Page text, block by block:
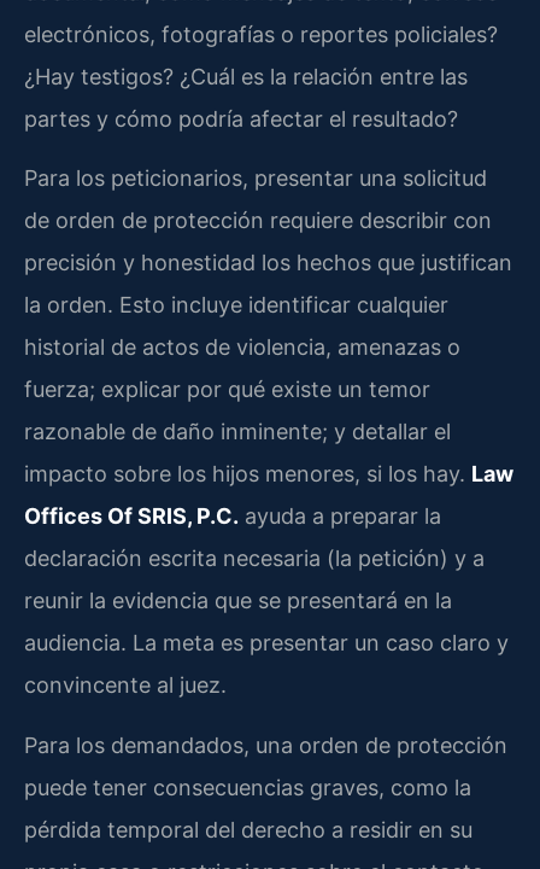
electrónicos, fotografías o reportes policiales?
¿Hay testigos? ¿Cuál es la relación entre las
partes y cómo podría afectar el resultado?
Para los peticionarios, presentar una solicitud
de orden de protección requiere describir con
precisión y honestidad los hechos que justifican
la orden. Esto incluye identificar cualquier
historial de actos de violencia, amenazas o
fuerza; explicar por qué existe un temor
razonable de daño inminente; y detallar el
impacto sobre los hijos menores, si los hay. Law
Offices Of SRIS, P.C. ayuda a preparar la
declaración escrita necesaria (la petición) y a
reunir la evidencia que se presentará en la
audiencia. La meta es presentar un caso claro y
convincente al juez.
Para los demandados, una orden de protección
puede tener consecuencias graves, como la
pérdida temporal del derecho a residir en su